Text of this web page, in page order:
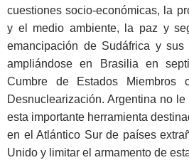
cuestiones socio-económicas, la
y el medio ambiente, la paz y
emancipación de Sudáfrica y sus
ampliándose en Brasilia en
Cumbre de Estados Miembros
Desnuclearización. Argentina no
esta importante herramienta
en el Atlántico Sur de países
Unido y limitar el armamento de